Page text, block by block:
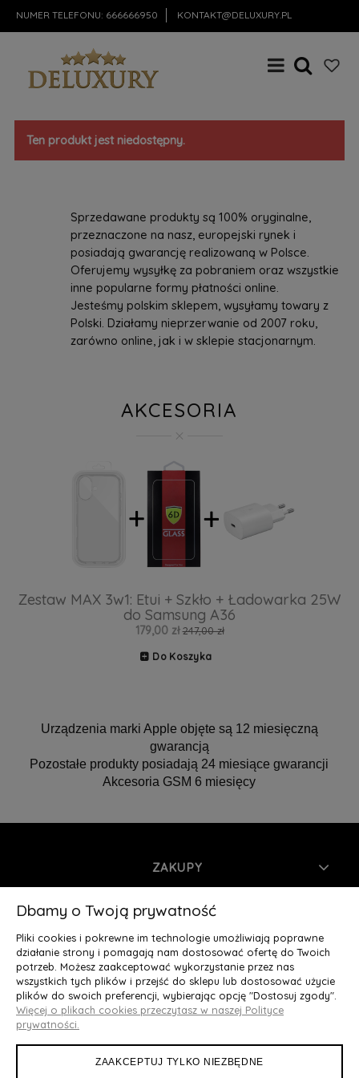
NUMER TELEFONU: 666666950 KONTAKT@DELUXURY.PL
Ten produkt jest niedostępny.
Sprzedawane produkty są 100% oryginalne,
przeznaczone na nasz, europejski rynek i
posiadają gwarancję realizowaną w Polsce.
Oferujemy wysyłkę za pobraniem oraz wszystkie
inne popularne formy płatności online.
Jesteśmy polskim sklepem, wysyłamy towary z
Polski. Działamy nieprzerwanie od 2007 roku,
zarówno online, jak i w sklepie stacjonarnym.
AKCESORIA
Zestaw MAX 3w1: Etui + Szkło + Ładowarka 25W
do Samsung A36
179,00 zł 247,00 zł
Do Koszyka
Urządzenia marki Apple objęte są 12 miesięczną
gwarancją
Pozostałe produkty posiadają 24 miesiące gwarancji
Akcesoria GSM 6 miesięcy
ZAKUPY
INFORMACJE
MOJE KONTO
O NAS
Deluxury.pl
Dbamy o Twoją prywatność
Pliki cookies i pokrewne im technologie umożliwiają poprawne
działanie strony i pomagają nam dostosować ofertę do Twoich
potrzeb. Możesz zaakceptować wykorzystanie przez nas
wszystkich tych plików i przejść do sklepu lub dostosować użycie
plików do swoich preferencji, wybierając opcję "Dostosuj zgody".
Więcej o plikach cookies przeczytasz w naszej Polityce
prywatności.
ZAAKCEPTUJ TYLKO NIEZBĘDNE